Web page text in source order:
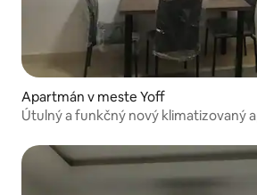
Apartmán v meste Yoff
Útulný a funkčný nový klimatizovaný